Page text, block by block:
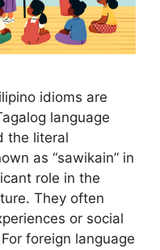
idioms are
language
the literal
as “sawikain” in
role in the
They often
or social
foreign language